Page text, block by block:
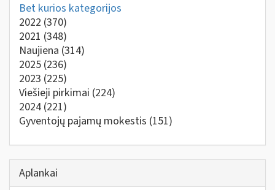
Bet kurios kategorijos
2022 (370)
2021 (348)
Naujiena (314)
2025 (236)
2023 (225)
Viešieji pirkimai (224)
2024 (221)
Gyventojų pajamų mokestis (151)
Aplankai